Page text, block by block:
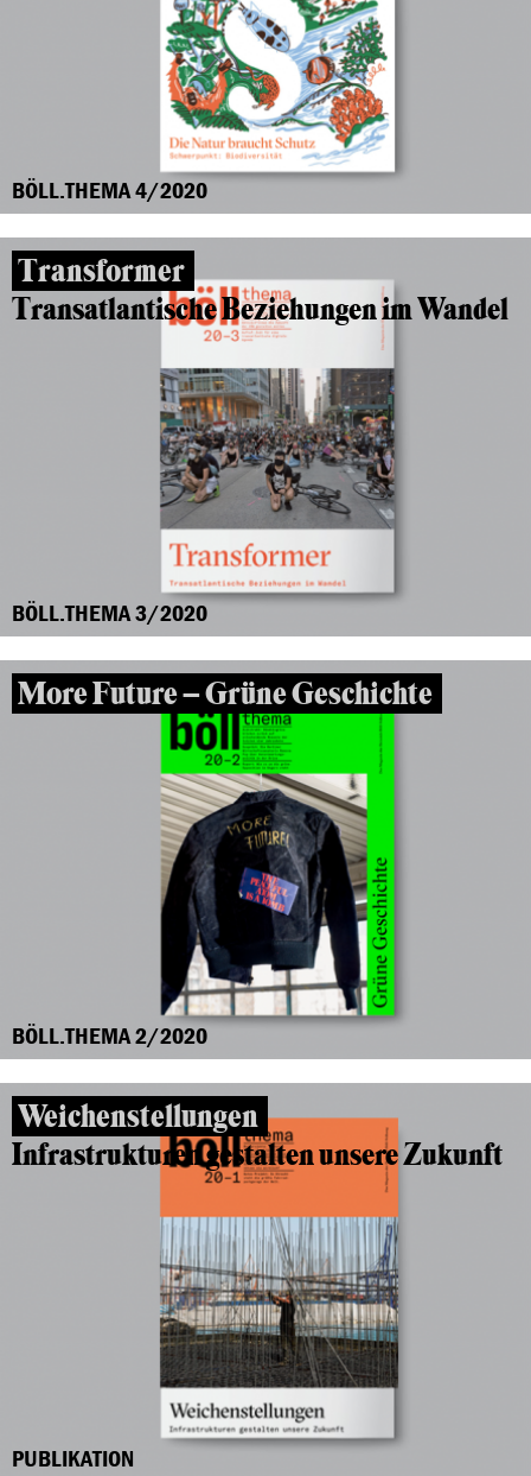
BÖLL.THEMA 4/2020
Transformer
Transatlantische Beziehungen im Wandel
BÖLL.THEMA 3/2020
More Future – Grüne Geschichte
BÖLL.THEMA 2/2020
Weichenstellungen
Infrastrukturen gestalten unsere Zukunft
PUBLIKATION